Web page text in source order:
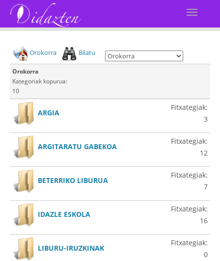
Orokorra Bilatu
Orokorra
Kategoriak kopurua:
10
ARGIA
Fitxategiak:
3
ARGITARATU GABEKOA
Fitxategiak:
12
BETERRIKO LIBURUA
Fitxategiak:
7
IDAZLE ESKOLA
Fitxategiak:
16
LIBURU-IRUZKINAK
Fitxategiak:
0